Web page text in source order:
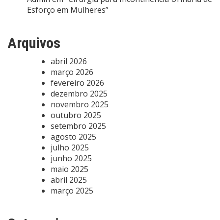
Esforço em Mulheres”
Arquivos
abril 2026
março 2026
fevereiro 2026
dezembro 2025
novembro 2025
outubro 2025
setembro 2025
agosto 2025
julho 2025
junho 2025
maio 2025
abril 2025
março 2025